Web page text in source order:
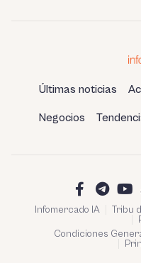
Últimas noticias
Negocios
Infomercado IA Tribu
Condiciones